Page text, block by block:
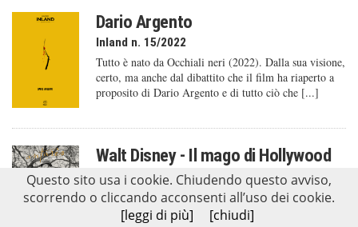
Dario Argento
Inland n. 15/2022
Tutto è nato da Occhiali neri (2022). Dalla sua visione,
certo, ma anche dal dibattito che il film ha riaperto a
proposito di Dario Argento e di tutto ciò che [...]
Walt Disney - Il mago di Hollywood
Antarès n. 10/2015
«Credo che dopo una tempesta venga l’arcobaleno: che
la tempesta sia il prezzo dell’arcobaleno. La gente ha
Questo sito usa i cookie. Chiudendo questo avviso,
scorrendo o cliccando acconsenti all’uso dei cookie.
[leggi di più]
[chiudi]